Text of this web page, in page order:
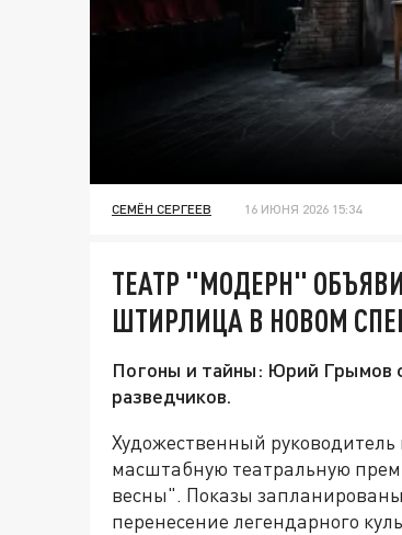
СЕМЁН СЕРГЕЕВ 16 ИЮНЯ 2026 15:34
ТЕАТР "МОДЕРН"
ШТИРЛИЦА В НОВОМ
Погоны и тайны: Юрий Грымов
разведчиков.
Художественный
масштабную театральную
весны". Показы запланированы
перенесение легендарного